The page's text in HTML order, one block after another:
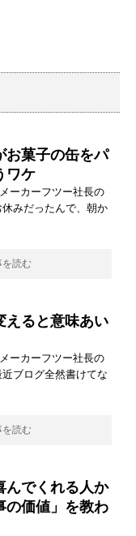
お菓子の缶をパ
ワケ
ーカーフツー社長の
みだったんで、朝か
を読む
えると意味あい
ーカーフツー社長の
ブログ全然書けてな
を読む
んでくれる人か
の価値」を教わ